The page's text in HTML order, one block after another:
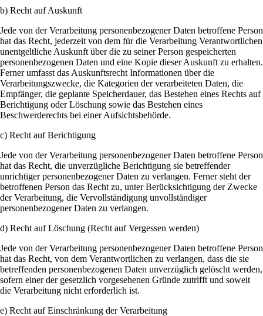
b) Recht auf Auskunft
Jede von der Verarbeitung personenbezogener Daten betroffene Person
hat das Recht, jederzeit von dem für die Verarbeitung Verantwortlichen
unentgeltliche Auskunft über die zu seiner Person gespeicherten
personenbezogenen Daten und eine Kopie dieser Auskunft zu erhalten.
Ferner umfasst das Auskunftsrecht Informationen über die
Verarbeitungszwecke, die Kategorien der verarbeiteten Daten, die
Empfänger, die geplante Speicherdauer, das Bestehen eines Rechts auf
Berichtigung oder Löschung sowie das Bestehen eines
Beschwerderechts bei einer Aufsichtsbehörde.
c) Recht auf Berichtigung
Jede von der Verarbeitung personenbezogener Daten betroffene Person
hat das Recht, die unverzügliche Berichtigung sie betreffender
unrichtiger personenbezogener Daten zu verlangen. Ferner steht der
betroffenen Person das Recht zu, unter Berücksichtigung der Zwecke
der Verarbeitung, die Vervollständigung unvollständiger
personenbezogener Daten zu verlangen.
d) Recht auf Löschung (Recht auf Vergessen werden)
Jede von der Verarbeitung personenbezogener Daten betroffene Person
hat das Recht, von dem Verantwortlichen zu verlangen, dass die sie
betreffenden personenbezogenen Daten unverzüglich gelöscht werden,
sofern einer der gesetzlich vorgesehenen Gründe zutrifft und soweit
die Verarbeitung nicht erforderlich ist.
e) Recht auf Einschränkung der Verarbeitung